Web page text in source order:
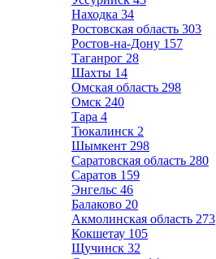
Находка 34
Ростовская область 303
Ростов-на-Дону 157
Таганрог 28
Шахты 14
Омская область 298
Омск 240
Тара 4
Тюкалинск 2
Шымкент 298
Саратовская область 280
Саратов 159
Энгельс 46
Балаково 20
Акмолинская область 273
Кокшетау 105
Щучинск 32